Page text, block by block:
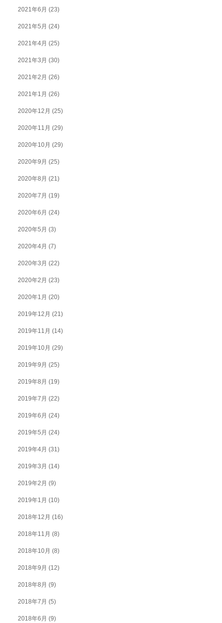
2021年6月 (23)
2021年5月 (24)
2021年4月 (25)
2021年3月 (30)
2021年2月 (26)
2021年1月 (26)
2020年12月 (25)
2020年11月 (29)
2020年10月 (29)
2020年9月 (25)
2020年8月 (21)
2020年7月 (19)
2020年6月 (24)
2020年5月 (3)
2020年4月 (7)
2020年3月 (22)
2020年2月 (23)
2020年1月 (20)
2019年12月 (21)
2019年11月 (14)
2019年10月 (29)
2019年9月 (25)
2019年8月 (19)
2019年7月 (22)
2019年6月 (24)
2019年5月 (24)
2019年4月 (31)
2019年3月 (14)
2019年2月 (9)
2019年1月 (10)
2018年12月 (16)
2018年11月 (8)
2018年10月 (8)
2018年9月 (12)
2018年8月 (9)
2018年7月 (5)
2018年6月 (9)